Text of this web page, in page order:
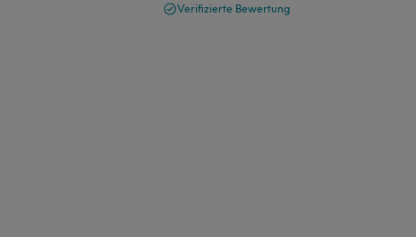
Verifizierte Bewertung